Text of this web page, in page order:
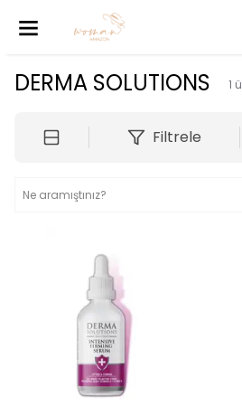
DERMA SOLUTIONS 1
Filtrele